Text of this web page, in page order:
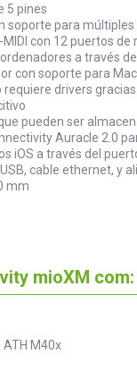
5 pines
soporte para
con 12 puertos
a través
con soporte para
requiere drivers
pueden ser
Auracle 2.0
iOS a través del
cable ethernet, y
mm
mioXM com: